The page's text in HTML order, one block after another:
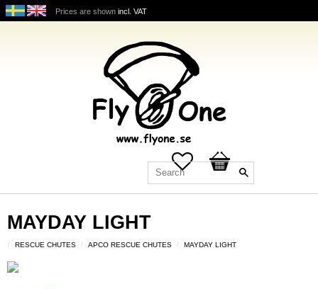
Prices are shown incl. VAT
Favorites
Basket
MAYDAY LIGHT
RESCUE CHUTES APCO RESCUE CHUTES MAYDAY LIGHT